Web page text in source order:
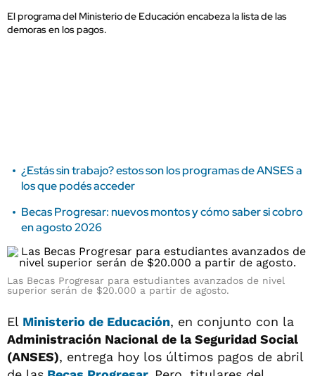
El programa del Ministerio de Educación encabeza la lista de las
demoras en los pagos.
¿Estás sin trabajo? estos son los programas de ANSES a
los que podés acceder
Becas Progresar: nuevos montos y cómo saber si cobro
en agosto 2026
Las Becas Progresar para estudiantes avanzados de nivel
superior serán de $20.000 a partir de agosto.
El Ministerio de Educación, en conjunto con la
Administración Nacional de la Seguridad Social
(ANSES), entrega hoy los últimos pagos de abril